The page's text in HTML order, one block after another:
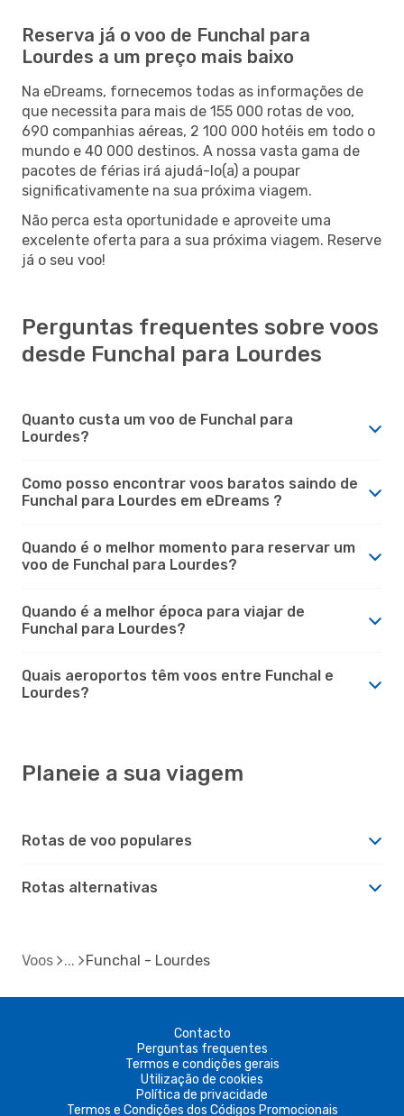
Reserva já o voo de Funchal para
Lourdes a um preço mais baixo
Na eDreams, fornecemos todas as informações de
que necessita para mais de 155 000 rotas de voo,
690 companhias aéreas, 2 100 000 hotéis em todo o
mundo e 40 000 destinos. A nossa vasta gama de
pacotes de férias irá ajudá-lo(a) a poupar
significativamente na sua próxima viagem.
Não perca esta oportunidade e aproveite uma
excelente oferta para a sua próxima viagem. Reserve
já o seu voo!
Perguntas frequentes sobre voos
desde Funchal para Lourdes
Quanto custa um voo de Funchal para
Lourdes?
Como posso encontrar voos baratos saindo de
Funchal para Lourdes em eDreams ?
Quando é o melhor momento para reservar um
voo de Funchal para Lourdes?
Quando é a melhor época para viajar de
Funchal para Lourdes?
Quais aeroportos têm voos entre Funchal e
Lourdes?
Planeie a sua viagem
Rotas de voo populares
Rotas alternativas
Voos Funchal - Lourdes
Contacto
Perguntas frequentes
Termos e condições gerais
Utilização de cookies
Política de privacidade
Termos e Condições dos Códigos Promocionais